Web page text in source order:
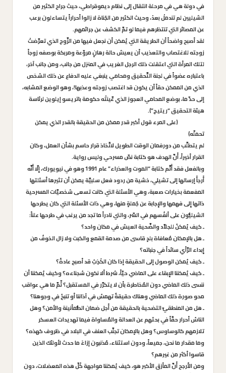
في دولة هي في مرحلة انتقال إلى نظام ديموقراطي، حيث جراح الكثير من
الشيليين لم تندملْ بعدْ، وحيث الكثير من الجُناة لا زالوا أحراراً يتساءلون برعب
عن المصائر التي تنتظرهم فيما لو تمَّ الكشف عن جرائمهم.
لقد أصبح واضحاً أن الطريقة التي يُمكن أن نجعل فيها من الزَّوج الذي تعرَّضتْ
زوجته للاغتصاب والتعذيب أن يعيش حالة رهانٍ مروّعة ومربكة بوصفه زوجاً
لتلك المرأة التي اعتقلت ذلك الرجل الغريب في المنزل من جانب، ومن جانب آخر،
باعتباره عضواً في لجنة التَّحقيق ومحامي ينبغي عليه الدفاع عن ذلك الشخص
الذي من الممكن حقاً أن يكون قد اغتصب زوجته وعذبها!، وهو الوضع المشابه،
إلى حدّ ما، بوضع المحامي العجوز الذي عَّينتْه حكومة باتريسو إيلوين لرئاسة
هيئة التحقيق “ريتيج”).
(على المرء قول أكبر قدر ممكن من الحقيقة بالقدر الذي يمكن
تحملّه)
لم يتطلَّب من دورفمان الوقت الطويل لاتّخاذ قرار حاسم بشأن العمل، وكان
القرار أخيراً، أَنَّ الهدف هو كتابة نصّ مسرحي وليس رواية.
وبالفعل فقد أَتَّم كتابة “الموت والعذراء” عام 1991 وهو في نيويورك، إِلّا أَنَّه
أَرجأَ إرسالها إلى تشيلي، خشية من ردود فعل سلبيَّة يمكن أن تثيرها أسئلتها
المفعمة بخيارات صعبة، وهي الأسئلة التي كانت تسعى شخصيَّات المسرحية
ذاتها إِلى فهمها والإِجابة عن جُملةٍ منها، وهي ذات الأسئلة التي كان يطرحها
الشيليُّون على أنفُسهم في السّر، والتي نادراً ما تجد من يرغب في طرحها علناً:
ـ كيف يُمكنُ للجلاَّد والضَّحية العيش في مكان واحد؟
ـ هل بالإمكان مُعافاة بلدٍ قاسى من صدمة القمع والكبت ولا زال الخوفُ من
إِبداء الرَّأي سائداً في جنباته؟
ـ كيف يُمكن الوصول إلى الحقيقة إذا كان الكَذِبُ قد أصبح عادةً؟
ـ كيف يُمكننا الإِبقاء على الماضي حيّاً، شرط ألا نكون سُجناءه؟ وكيف يُمكننا أن
ننسى ذلك الماضي دون المُخاطرة بأن لا يتكرَّر في المستقبل؟ ثّمَّ ما هي عواقب
محو صورة ذلك الماضي وهناك حقيقةٌ تهمسُ في آذاننا أو تنبحُ في وجوهنا؟
ـ هل من المنطقيّ التضحية بالحقيقة من أَجل ضمان الطُّمأنينة والأمن؟ وهل
الناسُ أحرار حقّاً في بحثهم عن العدالة والمُساواة فيما تهديدات العسكر
تلازمهم كالوساوس؟ وهل بالإمكان تجنَّب العنف في البلاد في ظروف كهذه؟
وما مقدار ما نحن، جميعاً، ودون استثناء، مُذنبون إزاءَ ما حدث لأولئك الذين
قاسوا أكثر من غيرهم؟
ومن الأَرجح أَنَّ المأزق الأكبر هو، كيف يُمكننا مواجهة كُلّ هذه المعضلات، دون